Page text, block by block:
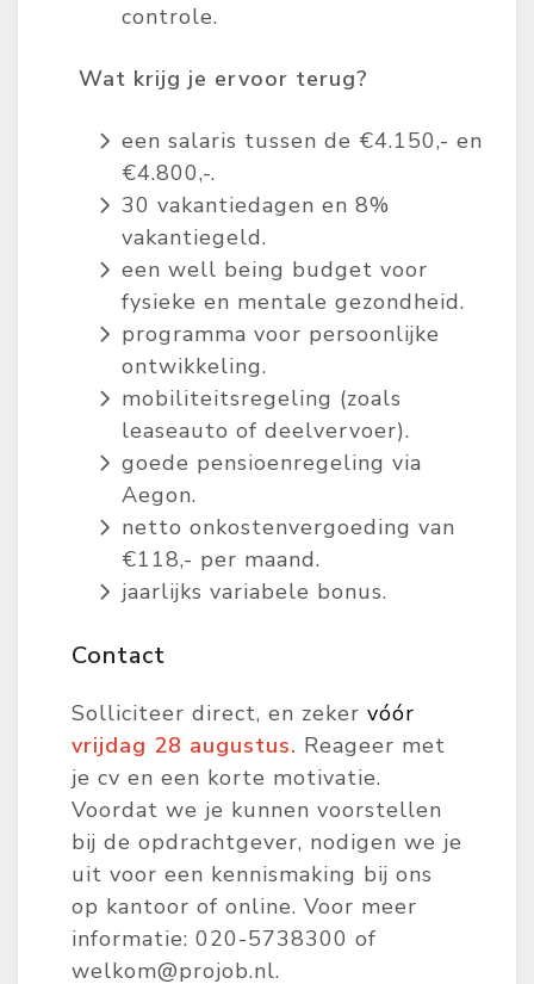
controle.
Wat krijg je ervoor terug?
een salaris tussen de €4.150,- en
€4.800,-.
30 vakantiedagen en 8%
vakantiegeld.
een well being budget voor
fysieke en mentale gezondheid.
programma voor persoonlijke
ontwikkeling.
mobiliteitsregeling (zoals
leaseauto of deelvervoer).
goede pensioenregeling via
Aegon.
netto onkostenvergoeding van
€118,- per maand.
jaarlijks variabele bonus.
Contact
Solliciteer direct, en zeker vóór
vrijdag 28 augustus. Reageer met
je cv en een korte motivatie.
Voordat we je kunnen voorstellen
bij de opdrachtgever, nodigen we je
uit voor een kennismaking bij ons
op kantoor of online. Voor meer
informatie: 020-5738300 of
welkom@projob.nl.